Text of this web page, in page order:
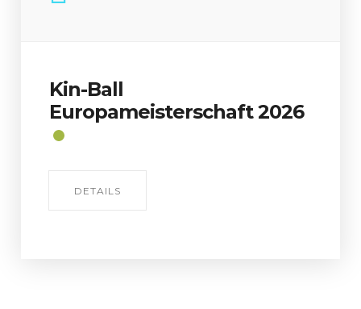
Kin-Ball
Europameisterschaft 2026
DETAILS